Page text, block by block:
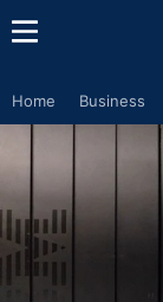
Home Business